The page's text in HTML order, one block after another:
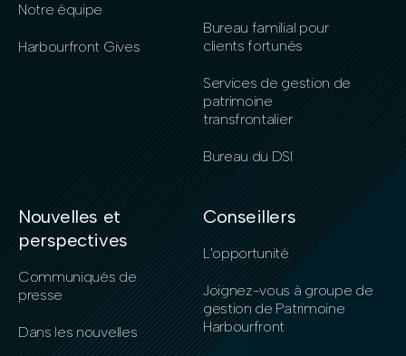
Notre équipe
Harbourfront Gives
Bureau familial pour
clients fortunés
Services de gestion de
patrimoine
transfrontalier
Bureau du DSI
Nouvelles et
perspectives
Communiqués de
presse
Dans les nouvelles
Conseillers
L’opportunité
Joignez-vous à groupe de
gestion de Patrimoine
Harbourfront